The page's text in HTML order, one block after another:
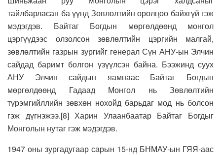
тайлбарласан ба үүнд Зөвлөлтийн оролцоо байхгүй гэж
мэдэгдэв. Байтаг Богдын мөргөлдөөнд монгол
цэргүүдээс олзолсон зөвлөлтийн цэргийн малгай,
зөвлөлтийн газрын зургийг генерал Сүн АНУ-ын Элчин
сайдад баримт болгон үзүүлсэн байна. Бээжинд суух
АНУ Элчин сайдын яамнаас Байтаг Богдын
мөргөлдөөнд Гадаад Монгол нь Зөвлөлтийн
түрэмгийллийн зөвхөн нохойд барьдаг мод нь болсон
гэж дүгнэжээ.[8] Харин Улаанбаатар Байтаг Богдыг
Монголын нутаг гэж мэдэгдэв.
1947 оны зургадугаар сарын 15-нд БНМАУ-ын ГЯЯ-аас